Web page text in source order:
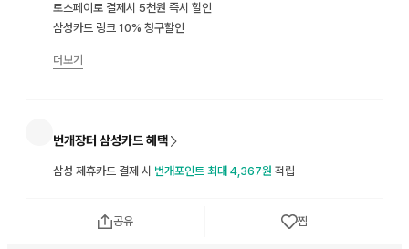
토스페이로 결제시 5천원 즉시 할인
삼성카드 링크 10% 청구할인
더보기
번개장터 삼성카드 혜택
삼성 제휴카드 결제 시 번개포인트 최대 4,367원 적립
공유 찜